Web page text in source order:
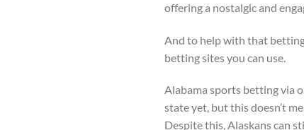
offering a nostalgic and
And to help with that
betting sites you can use.
Alabama sports betting via
state yet, but this doesn’t
Despite this, Alaskans can